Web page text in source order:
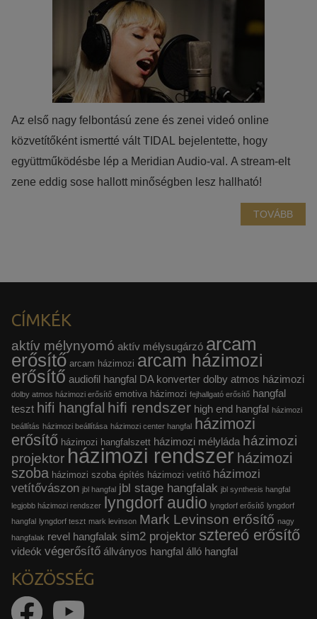
Az első nagy felbontású zene és zenei videó online
közvetítőként ismertté vált TIDAL bejelentette, hogy
együttműködésbe lép a Meridian Audio-val. A stream-elt
zene eddig sose hallott minőségben lesz hallható!
TOVÁBB
CÍMKÉK
aktív mélynyomó aktív mélysugárzó arcam
erősítő arcam házimozi arcam házimozi
erősítő audiofil hangfal DA konverter dolby atmos házimozi
dolby atmos házimozi erősítő emotiva házimozi fejhallgató erősítő hangfal
teszt hifi hangfal hifi rendszer high end hangfal házimozi
beállítás házimozi beállítása házimozi center hangfal házimozi
erősítő házimozi hangfalszett házimozi mélyláda házimozi
projektor házimozi rendszer házimozi
szoba házimozi szoba építés házimozi vetítő házimozi
vetítővászon jbl hangfal jbl stage hangfalak jbl synthesis hangfal
legjobb házimozi rendszer lyngdorf audio lyngdorf erősítő lyngdorf
hangfal lyngdorf teszt mark levinson Mark Levinson erősítő nagy
hangfalak revel hangfalak sim2 projektor sztereó erősítő
videók végerősítő állványos hangfal álló hangfal
KÖZÖSSÉG
Azért települnek ezek a sütik, hogy a felhasználót számára
egyedi, releváns, érdeklődési körébe tartozó
reklámajánlatokkal tudjuk megcélozni.